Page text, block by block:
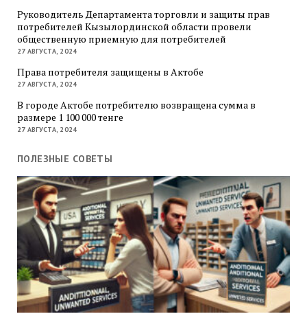
Руководитель Департамента торговли и защиты прав
потребителей Кызылординской области провели
общественную приемную для потребителей
27 АВГУСТА, 2024
Права потребителя защищены в Актобе
27 АВГУСТА, 2024
В городе Актобе потребителю возвращена сумма в
размере 1 100 000 тенге
27 АВГУСТА, 2024
ПОЛЕЗНЫЕ СОВЕТЫ